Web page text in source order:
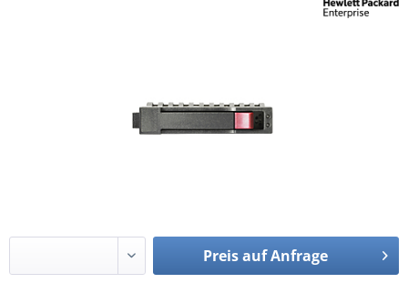
Preis auf Anfrage